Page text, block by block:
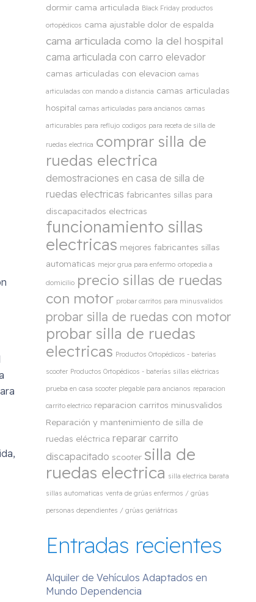
dormir cama articulada Black Friday productos
ortopédicos cama ajustable dolor de espalda
cama articulada como la del hospital
cama articulada con carro elevador
camas articuladas con elevacion camas
articuladas con mando a distancia camas articuladas
hospital camas articuladas para ancianos camas
articurables para reflujo codigos para receta de silla de
ruedas electrica comprar silla de
ruedas electrica
demostraciones en casa de silla de
ruedas electricas fabricantes sillas para
discapacitados electricas
funcionamiento sillas
electricas mejores fabricantes sillas
automaticas mejor grua para enfermo ortopedia a
domicilio precio sillas de ruedas
con motor probar carritos para minusvalidos
probar silla de ruedas con motor
probar silla de ruedas
electricas Productos Ortopédicos - baterías
scooter Productos Ortopédicos - baterías sillas eléctricas
prueba en casa scooter plegable para ancianos reparacion
carrito electrico reparacion carritos minusvalidos
Reparación y mantenimiento de silla de
ruedas eléctrica reparar carrito
discapacitado scooter silla de
ruedas electrica silla electrica barata
sillas automaticas venta de grúas enfermos / grúas
personas dependientes / grúas geriátricas
Entradas recientes
Alquiler de Vehículos Adaptados en
Mundo Dependencia